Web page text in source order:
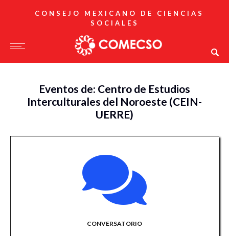
CONSEJO MEXICANO DE CIENCIAS
SOCIALES
Eventos de: Centro de Estudios
Interculturales del Noroeste (CEIN-
UERRE)
CONVERSATORIO